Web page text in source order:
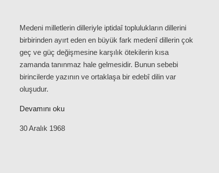
Medeni milletlerin dilleriyle iptidaî toplulukların dillerini
birbirinden ayırt eden en büyük fark medenî dillerin çok
geç ve güç değişmesine karşılık ötekilerin kısa
zamanda tanınmaz hale gelmesidir. Bunun sebebi
birincilerde yazının ve ortaklaşa bir edebî dilin var
oluşudur.
Devamını oku
30 Aralık 1968